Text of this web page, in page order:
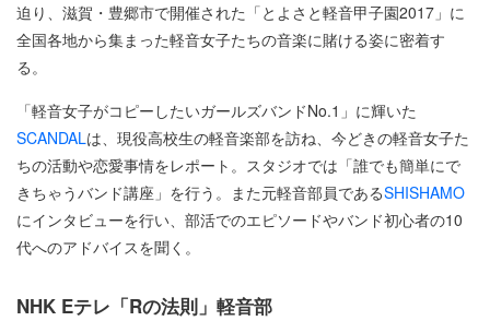
迫り、滋賀・豊郷市で開催された「とよさと軽音甲子園2017」に
全国各地から集まった軽音女子たちの音楽に賭ける姿に密着す
る。
「軽音女子がコピーしたいガールズバンドNo.1」に輝いた
SCANDALは、現役高校生の軽音楽部を訪ね、今どきの軽音女子た
ちの活動や恋愛事情をレポート。スタジオでは「誰でも簡単にで
きちゃうバンド講座」を行う。また元軽音部員であるSHISHAMO
にインタビューを行い、部活でのエピソードやバンド初心者の10
代へのアドバイスを聞く。
NHK Eテレ「Rの法則」軽音部